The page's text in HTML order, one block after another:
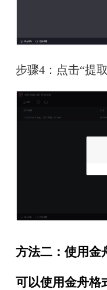
步骤4：点击“提
方法二：使用金
可以使用金舟格